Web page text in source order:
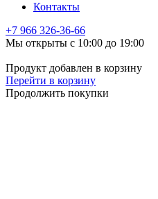
Контакты
+7 966 326-36-66
Мы открыты с 10:00 до 19:00
Продукт добавлен в корзину
Перейти в корзину
Продолжить покупки